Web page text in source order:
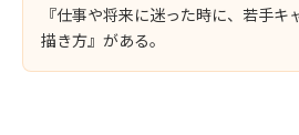
『仕事や将来に迷った時に、若手キ
描き方』がある。